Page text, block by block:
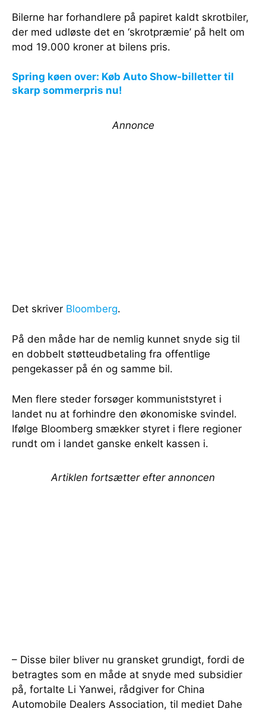
Bilerne har forhandlere på papiret kaldt skrotbiler,
der med udløste det en ‘skrotpræmie’ på helt om
mod 19.000 kroner at bilens pris.
Spring køen over: Køb Auto Show-billetter til
skarp sommerpris nu!
Annonce
Det skriver Bloomberg.
På den måde har de nemlig kunnet snyde sig til
en dobbelt støtteudbetaling fra offentlige
pengekasser på én og samme bil.
Men flere steder forsøger kommuniststyret i
landet nu at forhindre den økonomiske svindel.
Ifølge Bloomberg smækker styret i flere regioner
rundt om i landet ganske enkelt kassen i.
Artiklen fortsætter efter annoncen
– Disse biler bliver nu gransket grundigt, fordi de
betragtes som en måde at snyde med subsidier
på, fortalte Li Yanwei, rådgiver for China
Automobile Dealers Association, til mediet Dahe